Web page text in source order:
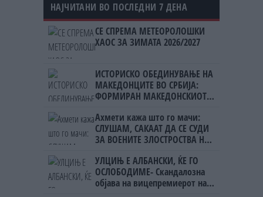
НАЈЧИТАНИ ВО ПОСЛЕДНИ 7 ДЕНА
СЕ СПРЕМА МЕТЕОРОЛОШКИ
ХАОС ЗА ЗИМАТА 2026/2027
ИСТОРИСКО ОБЕДИНУВАЊЕ НА
МАКЕДОНЦИТЕ ВО СРБИЈА:
ФОРМИРАН МАКЕДОНСКИОТ
Ахмети кажа што го мачи:
СЛУШАМ, САКААТ ДА СЕ СУДИ
ЗА ВОЕНИТЕ ЗЛОСТРОСТВА НА
УЛЦИЊ Е АЛБАНСКИ, ЌЕ ГО
ОСЛОБОДИМЕ- Скандалозна
објава на вицепремиерот на